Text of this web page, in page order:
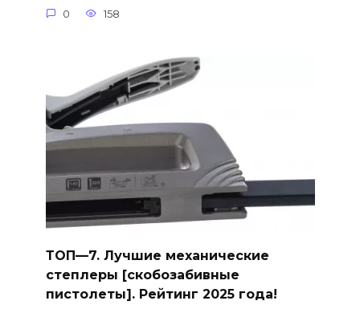
0 158
ТОП—7. Лучшие механические
степлеры [скобозабивные
пистолеты]. Рейтинг 2025 года!